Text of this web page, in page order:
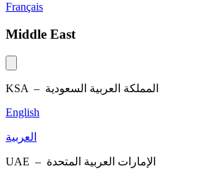
Français
Middle East
KSA – المملكة العربية السعودية
English
العربية
UAE – الإمارات العربية المتحدة